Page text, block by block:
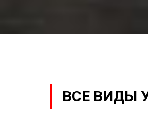
ВСЕ ВИДЫ